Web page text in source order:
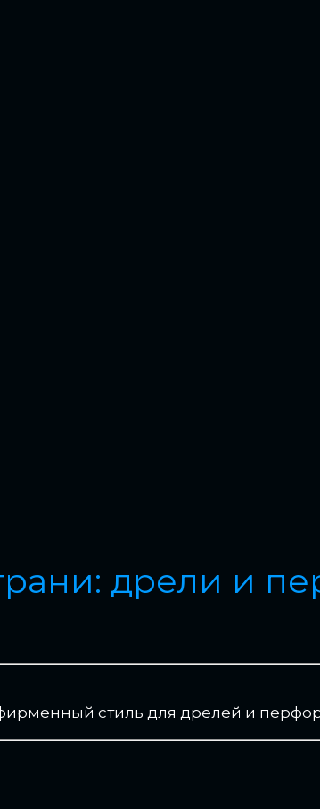
дрели и
стиль для дрелей и